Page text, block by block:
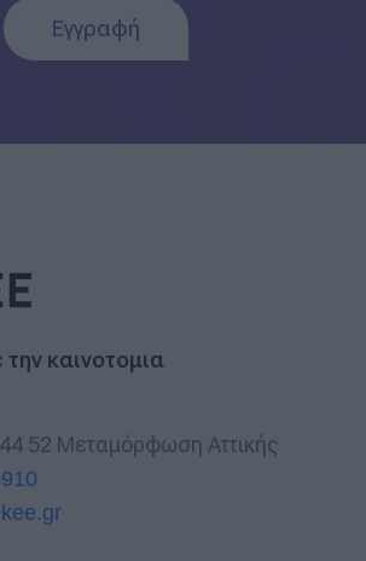
Εγγραφή
καινοτομια
52 Μεταμόρφωση Αττικής